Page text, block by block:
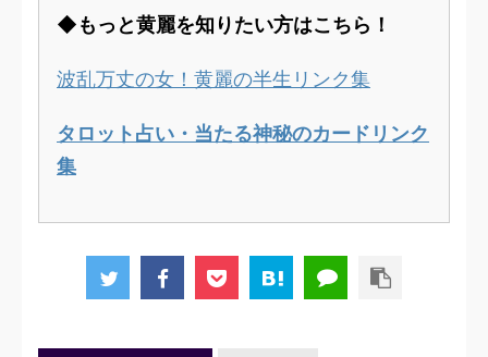
◆もっと黄麗を知りたい方はこちら！
波乱万丈の女！黄麗の半生リンク集
タロット占い・当たる神秘のカードリンク
集